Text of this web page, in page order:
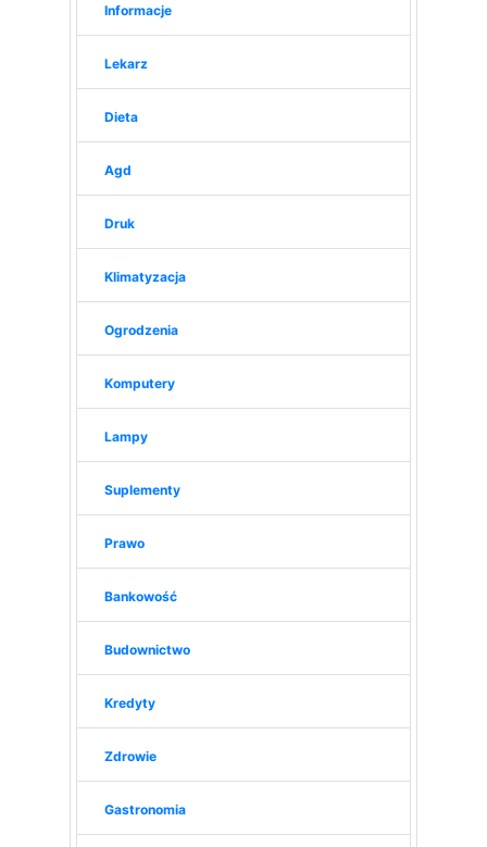
Informacje
Lekarz
Dieta
Agd
Druk
Klimatyzacja
Ogrodzenia
Komputery
Lampy
Suplementy
Prawo
Bankowość
Budownictwo
Kredyty
Zdrowie
Gastronomia